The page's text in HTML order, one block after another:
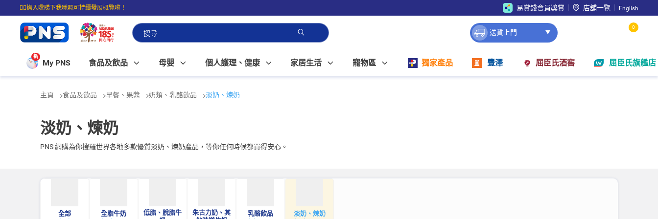
☝🏼㩒入嚟睇下我哋嘅可持續發展概覽啦！
⭐購物滿$399即享免費送貨；滿$100即可免費店取。
易賞錢會員獎賞 店舖一覽 English
送貨上門
0
新
My PNS 食品及飲品 母嬰 個人護理、健康 家居生活 寵物區 獨家產品 豐澤 屈臣氏酒窖 屈臣氏旗艦店
主頁 食品及飲品 早餐、果醬 奶類、乳酪飲品 淡奶、煉奶
淡奶、煉奶
PNS 網購為你搜羅世界各地多款優質淡奶、煉奶產品，等你任何時候都買得安心。
全部 全脂牛奶
低脂、脫脂牛
朱古力奶、其
乳酪飲品 淡奶、煉奶